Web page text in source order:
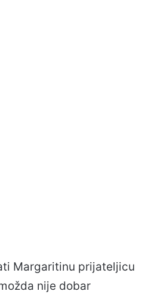
Margaritinu prijateljicu
nije dobar